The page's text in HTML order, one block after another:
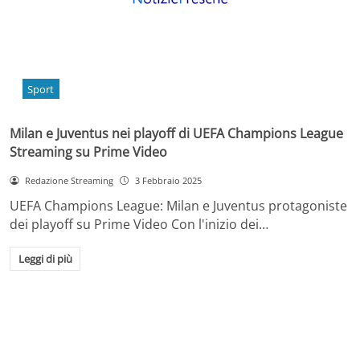
Sport
Milan e Juventus nei playoff di UEFA Champions League
Streaming su Prime Video
Redazione Streaming 3 Febbraio 2025
UEFA Champions League: Milan e Juventus protagoniste
dei playoff su Prime Video Con l'inizio dei…
Leggi di più